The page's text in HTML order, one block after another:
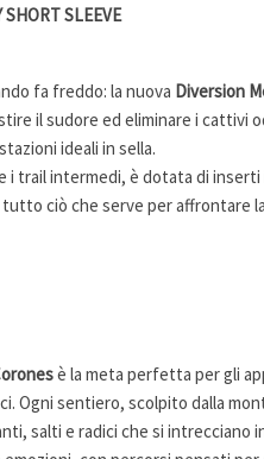
SHORT SLEEVE
fa freddo: la nuova Diversion
il sudore ed eliminare i cattivi
ideali in sella.
trail intermedi, è dotata di
ciò che serve per affrontare
è la meta perfetta per gli
Ogni sentiero, scolpito dalla
salti e radici che si intrecciano